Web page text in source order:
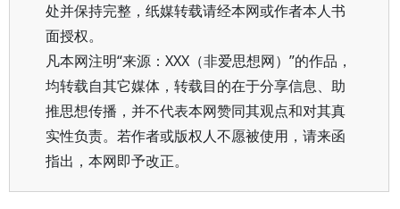
处并保持完整，纸媒转载请经本网或作者本人书
面授权。
凡本网注明“来源：XXX（非爱思想网）”的作品，
均转载自其它媒体，转载目的在于分享信息、助
推思想传播，并不代表本网赞同其观点和对其真
实性负责。若作者或版权人不愿被使用，请来函
指出，本网即予改正。